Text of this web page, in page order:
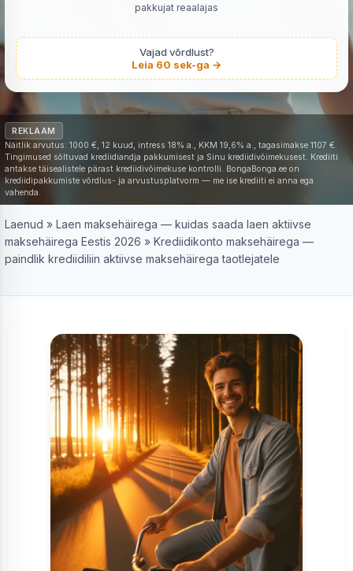
pakkujat reaalajas
Vajad võrdlust?
Leia 60 sek-ga →
REKLAAM
Näitlik arvutus: 1000 €, 12 kuud, intress 18% a., KKM 19,6% a., tagasimakse 1107 €.
Tingimused sõltuvad krediidiandja pakkumisest ja Sinu krediidivõimekusest. Krediiti
antakse täisealistele pärast krediidivõimekuse kontrolli. BongaBonga.ee on
krediidipakkumiste võrdlus- ja arvustusplatvorm — me ise krediiti ei anna ega
vahenda.
Laenud » Laen maksehäirega — kuidas saada laen aktiivse
maksehäirega Eestis 2026 » Krediidikonto maksehäirega —
paindlik krediidiliin aktiivse maksehäirega taotlejatele